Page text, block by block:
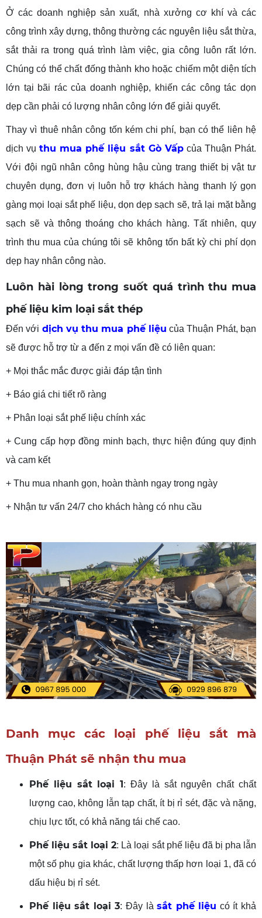
Ở các doanh nghiệp sản xuất, nhà xưởng cơ khí và các
công trình xây dựng, thông thường các nguyên liệu sắt thừa,
sắt thải ra trong quá trình làm việc, gia công luôn rất lớn.
Chúng có thể chất đống thành kho hoặc chiếm một diện tích
lớn tại bãi rác của doanh nghiệp, khiến các công tác dọn
dẹp cần phải có lượng nhân công lớn để giải quyết.
Thay vì thuê nhân công tốn kém chi phí, bạn có thể liên hệ
dịch vụthu mua phế liệu sắt Gò Vấpcủa Thuận Phát.
Với đội ngũ nhân công hùng hậu cùng trang thiết bị vật tư
chuyên dụng, đơn vị luôn hỗ trợ khách hàng thanh lý gọn
gàng mọi loại sắt phế liệu, dọn dẹp sạch sẽ, trả lại mặt bằng
sạch sẽ và thông thoáng cho khách hàng. Tất nhiên, quy
trình thu mua của chúng tôi sẽ không tốn bất kỳ chi phí dọn
dẹp hay nhân công nào.
Luôn hài lòng trong suốt quá trình thu mua
phế liệu kim loại sắt thép
Đến với dịch vụ thu mua phế liệu của Thuận Phát, bạn
sẽ được hỗ trợ từ a đến z mọi vấn đề có liên quan:
+ Mọi thắc mắc được giải đáp tận tình
+ Báo giá chi tiết rõ ràng
+ Phân loại sắt phế liệu chính xác
+ Cung cấp hợp đồng minh bạch, thực hiện đúng quy định
và cam kết
+ Thu mua nhanh gọn, hoàn thành ngay trong ngày
+ Nhận tư vấn 24/7 cho khách hàng có nhu cầu
Danh mục các loại phế liệu sắt mà
Thuận Phát sẽ nhận thu mua
Phế liệu sắt loại 1: Đây là sắt nguyên chất chất
lượng cao, không lẫn tạp chất, ít bị rỉ sét, đặc và nặng,
chịu lực tốt, có khả năng tái chế cao.
Phế liệu sắt loại 2: Là loại sắt phế liệu đã bị pha lẫn
một số phụ gia khác, chất lượng thấp hơn loại 1, đã có
dấu hiệu bị rỉ sét.
Phế liệu sắt loại 3: Đây làsắt phế liệu có ít khả